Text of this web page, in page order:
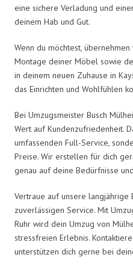
eine sichere Verladung und
deinem Hab und Gut.
Wenn du möchtest,
Montage deiner Möbel sowie
in deinem neuen Zuhause in
das Einrichten und Wohlfühlen
Bei Umzugsmeister Busch
Wert auf Kundenzufriedenheit.
umfassenden Full-Service,
Preise. Wir erstellen für dich
genau auf deine Bedürfnisse
Vertraue auf unsere langjährige
zuverlässigen Service. Mit
Ruhr wird dein Umzug von
stressfreien Erlebnis.
unterstützen dich gerne bei